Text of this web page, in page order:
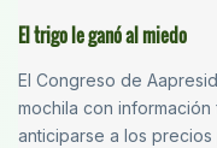
El trigo le ganó al miedo
El Congreso de
mochila con
anticiparse a los